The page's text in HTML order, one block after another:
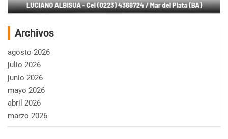
Archivos
agosto 2026
julio 2026
junio 2026
mayo 2026
abril 2026
marzo 2026